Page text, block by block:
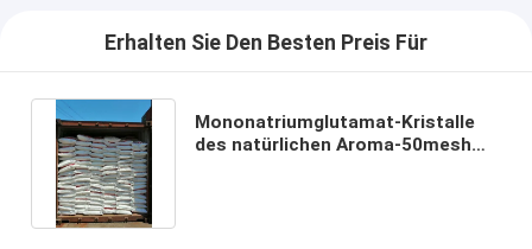
Erhalten Sie Den Besten Preis Für
Mononatriumglutamat-Kristalle
des natürlichen Aroma-50mesh